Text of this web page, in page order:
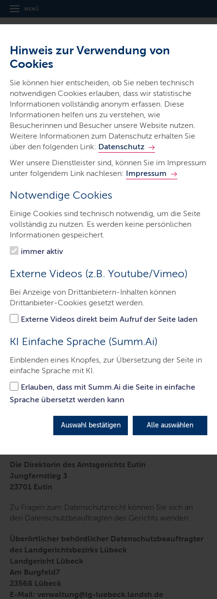
Hinweis zur Verwendung von
Cookies
Sie können hier entscheiden, ob Sie neben technisch
notwendigen Cookies erlauben, dass wir statistische
Informationen vollständig anonym erfassen. Diese
Informationen helfen uns zu verstehen, wie
Besucherinnen und Besucher unsere Website nutzen.
Weitere Informationen zum Datenschutz erhalten Sie
über den folgenden Link: Datenschutz
Wer unsere Dienstleister sind, können Sie im Impressum
unter folgendem Link nachlesen: Impressum
Notwendige Cookies
Einige Cookies sind technisch notwendig, um die Seite
vollständig zu nutzen. Es werden keine persönlichen
Informationen gespeichert.
immer aktiv
Externe Videos (z.B. Youtube/Vimeo)
Bei Anzeige von Drittanbietern-Inhalten können
Drittanbieter-Cookies gesetzt werden.
Externe Videos direkt beim Aufruf der Seite laden
KI Einfache Sprache (Summ.Ai)
Einblenden eines Knopfes, zur Übersetzung der Seite in
einfache Sprache mit KI.
Erlauben, dass mit Summ.Ai die Seite in einfache
Sprache übersetzt werden kann
Auswahl bestätigen Alle auswählen
MENÜ
Amtsgericht Eutin
Gerichte & Justizbehörden
Start
Das Gericht
Aufgaben
Besucher & Service
Ausbildung & Beruf
Kontakt
Allgemeine Information zum Schutz
Ihrer personenbezogenen Daten nach
Art.12ff.der Datenschutz-
Grundverordnung
1. Verantwortliche/r und behördliche/r
Datenschutzbeauftragte/r
Verantwortlich für die Verarbeitung von
Die Direktorin des Amtsgerichts Eutin
Jungfernstieg 3
23701 Eutin
Zu Fragen zum Datenschutzrecht können Sie sich an
den Datenschutzbeauftragten des Gerichts wenden:
Überörtlicher behördlicher Datenschutzbeauftragter
des Landgerichtsbezirks Lübeck
Landgericht Lübeck
Am Burgfeld7
23568 Lübeck
E-Mail: verwaltung@lg-luebeck.landsh.de